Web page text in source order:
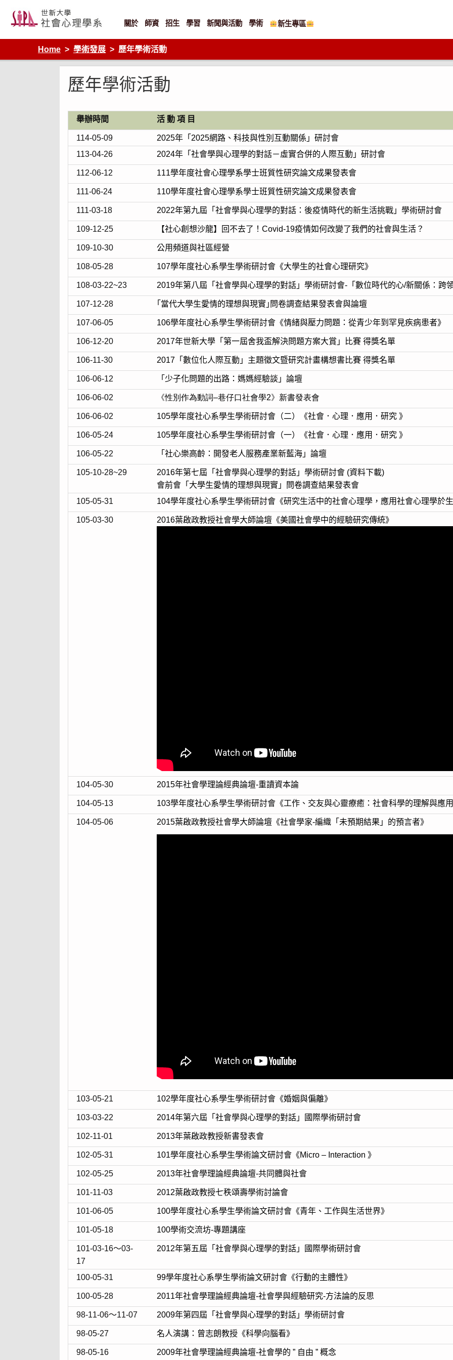
content
關於 師資 招生 學習 新聞與活動 學術 新生專區
Home 學術發展 歷年學術活動
歷年學術活動
舉辦時間 活 動 項 目
114-05-09
2025年「2025網路、科技與性別互動關係」研討會
113-04-26
2024年「社會學與心理學的對話－虛實合併的人際互動」研討會
112-06-12 111學年度社會心理學系學士班質性研究論文成果發表會
111-06-24 110學年度社會心理學系學士班質性研究論文成果發表會
111-03-18 2022年第九屆「社會學與心理學的對話：後疫情時代的新生活挑戰」學術研討會
109-12-25 【社心創想沙龍】 回不去了！Covid-19疫情如何改變了我們的社會與生活？
109-10-30 公用頻道與社區經營
108-05-28 107學年度社心系學生學術研討會《大學生的社會心理研究》
108-03-22~23 2019年第八屆「社會學與心理學的對話」學術研討會-「數位時代的心/新關係：跨
107-12-28 ｢當代大學生愛情的理想與現實｣問卷調查結果發表會與論壇
107-06-05 106學年度社心系學生學術研討會《情緒與壓力問題：從青少年到罕見疾病患者》
106-12-20 2017年世新大學「第一屆舍我盃解決問題方案大賞」比賽 得獎名單
106-11-30 2017「數位化人際互動」主題徵文暨研究計畫構想書比賽 得獎名單
106-06-12 「少子化問題的出路：媽媽經驗談」論壇
106-06-02 《性別作為動詞–巷仔口社會學2》新書發表會
106-06-02 105學年度社心系學生學術研討會（二）《社會．心理．應用．研究 》
106-05-24 105學年度社心系學生學術研討會（一）《社會．心理．應用．研究 》
106-05-22 「社心樂高齡：開發老人服務產業新藍海」論壇
105-10-28~29 2016年第七屆「社會學與心理學的對話」學術研討會 (資料下載)
會前會「大學生愛情的理想與現實」問卷調查結果發表會
105-05-31
104學年度社心系學生學術研討會《研究生活中的社會心理學，應用社會心理學於
105-03-30 2016葉啟政教授社會學大師論壇《美國社會學中的經驗研究傳統》
104-05-30 2015年社會學理論經典論壇-重讀資本論
104-05-13 103學年度社心系學生學術研討會《工作、交友與心靈療癒：社會科學的理解與應
104-05-06 2015葉啟政教授社會學大師論壇《社會學家-編織「未預期結果」的預言者》
103-05-21 102學年度社心系學生學術研討會《婚姻與偏離》
103-03-22 2014年第六屆「社會學與心理學的對話」國際學術研討會
102-11-01 2013年葉啟政教授新書發表會
102-05-31 101學年度社心系學生學術論文研討會《Micro – Interaction 》
102-05-25 2013年社會學理論經典論壇-共同體與社會
101-11-03 2012葉啟政教授七秩頌壽學術討論會
101-06-05 100學年度社心系學生學術論文研討會《青年、工作與生活世界》
101-05-18 100學術交流坊-專題講座
101-03-16～03-
17
2012年第五屆「社會學與心理學的對話」國際學術研討會
100-05-31 99學年度社心系學生學術論文研討會《行動的主體性》
100-05-28 2011年社會學理論經典論壇-社會學與經驗研究-方法論的反思
98-11-06～11-07 2009年第四屆「社會學與心理學的對話」學術研討會
98-05-27 名人演講：曾志朗教授《科學向腦看》
98-05-16 2009年社會學理論經典論壇-社會學的 ” 自由 ” 概念